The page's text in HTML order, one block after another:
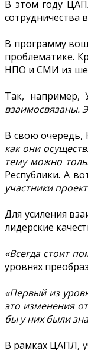
В этом году
сотрудничества
В программу
проблематике.
НПО и СМИ из
Так, например,
взаимосвязаны.
В свою очередь,
как они
тему можно
Республики. А
участники
Для усиления
лидерские
«Всегда стоит
уровнях
«Первый из
это изменения
бы у них были
В рамках ЦАПЛ,